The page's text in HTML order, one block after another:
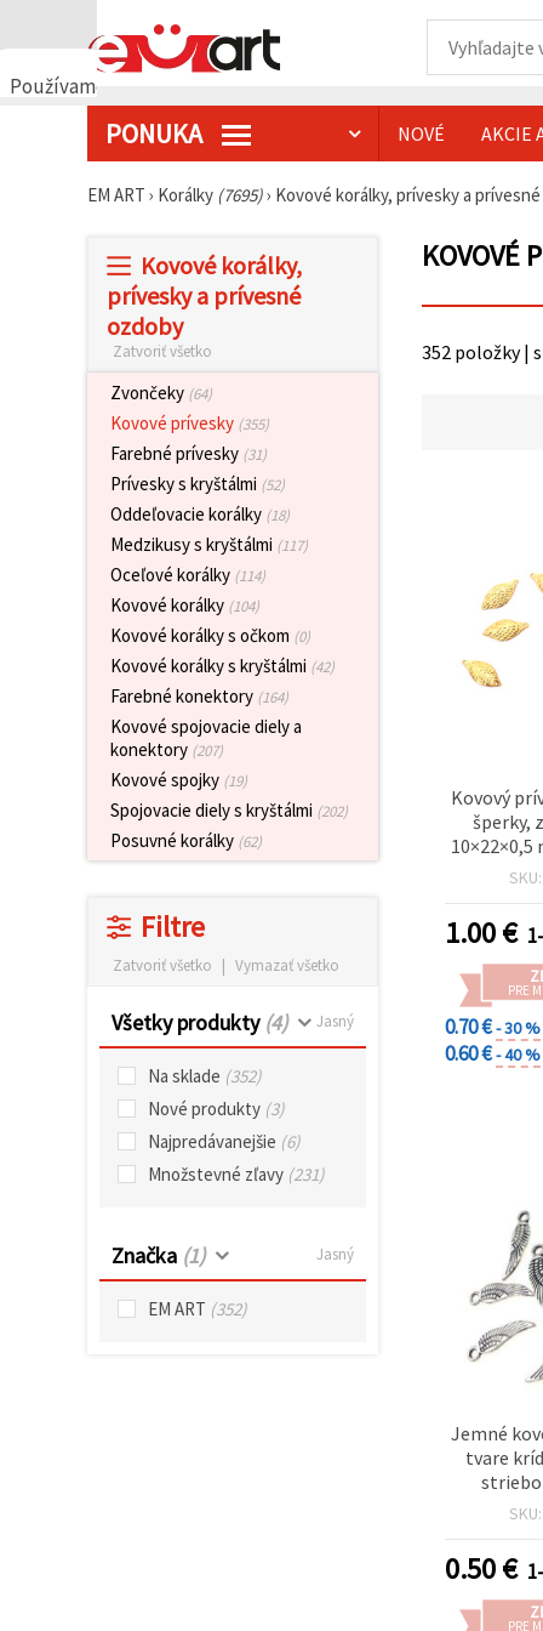
Používame
používateľský
Nastavenia
PONUKA NOVÉ AKCIE
EM ART › Korálky (7695)› Kovové korálky, prívesky a
Kovové korálky,
prívesky a prívesné
ozdoby
Zatvoriť všetko
Zvončeky (64)
Kovové prívesky (355)
Farebné prívesky (31)
Prívesky s kryštálmi (52)
Oddeľovacie korálky (18)
Medzikusy s kryštálmi (117)
Oceľové korálky (114)
Kovové korálky (104)
Kovové korálky s očkom (0)
Kovové korálky s kryštálmi (42)
Farebné konektory (164)
Kovové spojovacie diely a
konektory (207)
Kovové spojky (19)
Spojovacie diely s kryštálmi (202)
Posuvné korálky (62)
Filtre
Zatvoriť všetko | Vymazať všetko
Všetky produkty (4) Jasný
Na sklade (352)
Nové produkty (3)
Najpredávanejšie (6)
Množstevné zľavy (231)
Značka (1) Jasný
EM ART (352)
KOVOVÉ
352 položky |
Kovový
šperky,
10×22×0,5
mm
SKU:
1.00€
PRE
0.70 €- 30 %
0.60 €- 40 %
Jemné
tvare
DIY
SKU:
0.50€
PRE